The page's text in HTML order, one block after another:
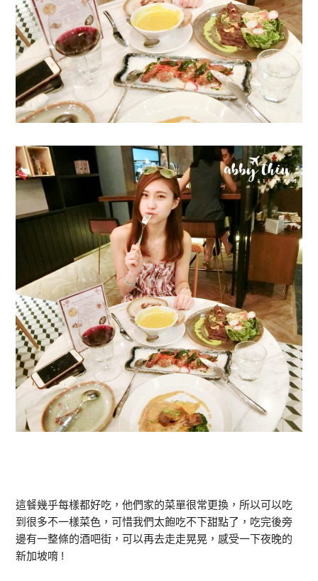
這餐幾乎每樣都好吃，他們家的菜單很常更換，所以可以吃
到很多不一樣菜色，可惜我們太飽吃不下甜點了，吃完後旁
邊有一整條的酒吧街，可以再去走走晃晃，感受一下夜晚的
新加坡唷 !